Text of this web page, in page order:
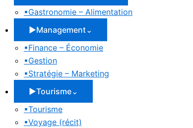
▪Gastronomie – Alimentation
▶Management⌄
▪Finance – Économie
▪Gestion
▪Stratégie – Marketing
▶Tourisme⌄
▪Tourisme
▪Voyage (récit)